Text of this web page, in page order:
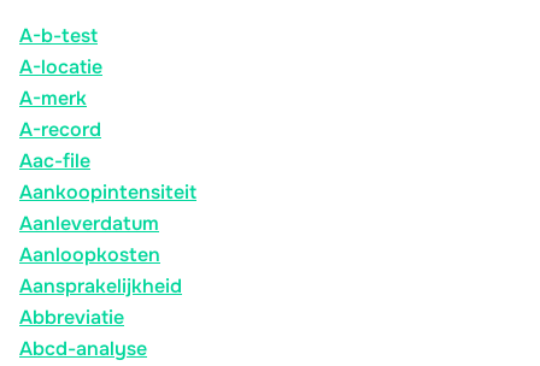
A-b-test
A-locatie
A-merk
A-record
Aac-file
Aankoopintensiteit
Aanleverdatum
Aanloopkosten
Aansprakelijkheid
Abbreviatie
Abcd-analyse